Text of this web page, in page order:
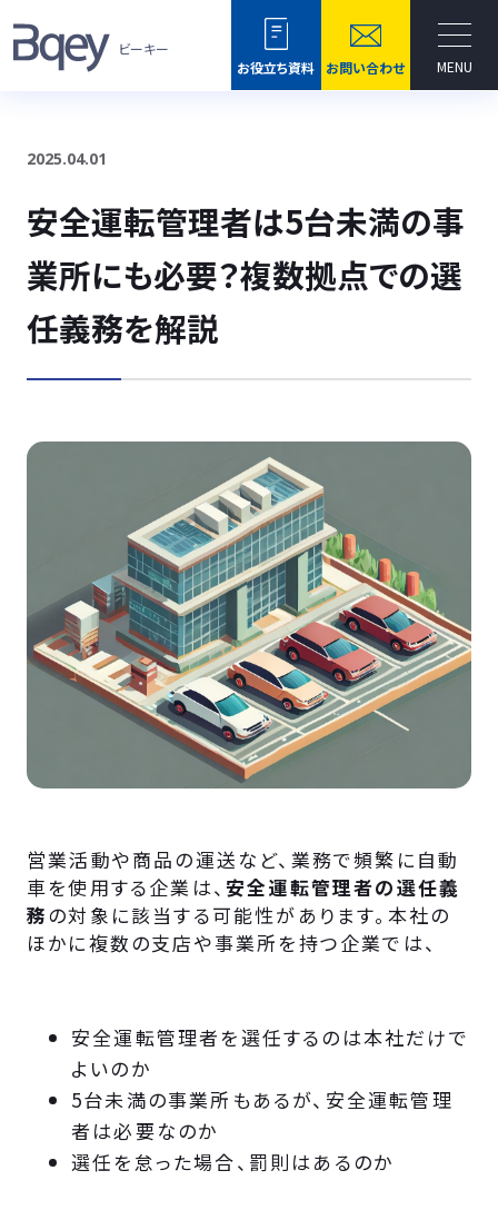
ビーキー
お役立ち資料
お問い合わせ MENU
2025.04.01
安全運転管理者は5台未満の事
業所にも必要？複数拠点での選
任義務を解説
営業活動や商品の運送など、業務で頻繁に自動
車を使用する企業は、 安全運転管理者の選任義
務の対象に該当する可能性があります。本社の
ほかに複数の支店や事業所を持つ企業では、
安全運転管理者を選任するのは本社だけで
よいのか
5台未満の事業所もあるが、安全運転管理
者は必要なのか
選任を怠った場合、罰則はあるのか